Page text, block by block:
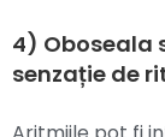
4) Oboseala
senzație de